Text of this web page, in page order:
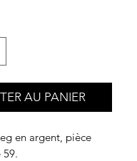
AU PANIER
en argent, pièce
59.